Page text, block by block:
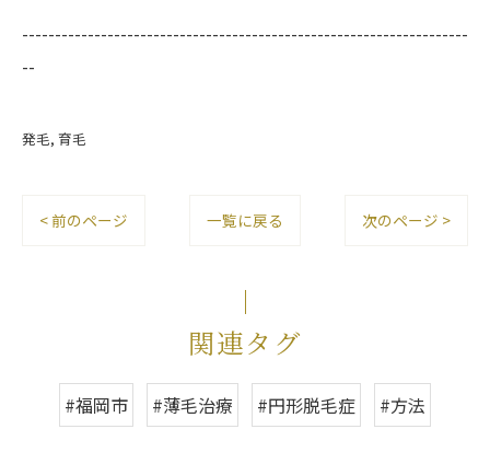
--------------------------------------------------------------------
--
発毛 育毛
< 前のページ 一覧に戻る 次のページ >
関連タグ
#福岡市 #薄毛治療 #円形脱毛症 #方法